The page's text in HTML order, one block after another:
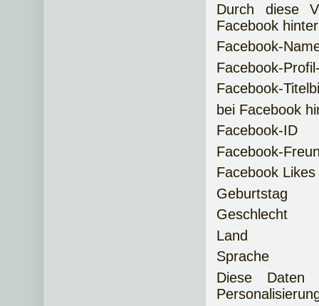
Durch diese
Facebook
Facebook-
Facebook-
Facebook-
bei Facebook
Facebook-ID
Facebook-
Facebook
Geburtstag
Geschlecht
Land
Sprache
Diese Daten